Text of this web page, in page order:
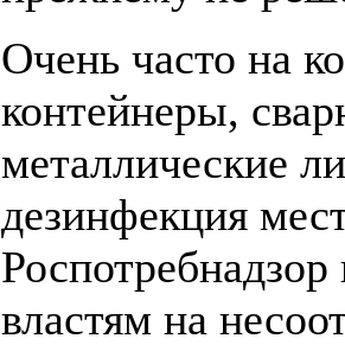
Очень часто на
контейнеры,
металлические
дезинфекция
властям на